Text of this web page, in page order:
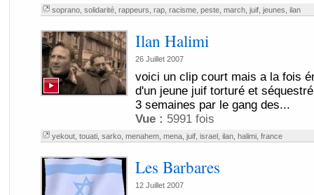
soprano, solidarité, rappeurs rap, racisme, peste, march, juif, jeunes ilan
Ilan Halimi
26 Juillet 2007
voici un clip court mais a la fois
d'un jeune juif torturé et
3 semaines par le gang des...
Vue : 5991 fois
yekout, touati, sarko, menahem, mena, juif, israel, ilan, halimi, france
Les Barbares
12 Juillet 2007